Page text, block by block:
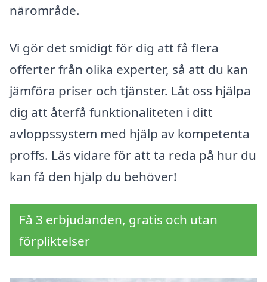
närområde.
Vi gör det smidigt för dig att få flera
offerter från olika experter, så att du kan
jämföra priser och tjänster. Låt oss hjälpa
dig att återfå funktionaliteten i ditt
avloppssystem med hjälp av kompetenta
proffs. Läs vidare för att ta reda på hur du
kan få den hjälp du behöver!
Få 3 erbjudanden, gratis och utan
förpliktelser